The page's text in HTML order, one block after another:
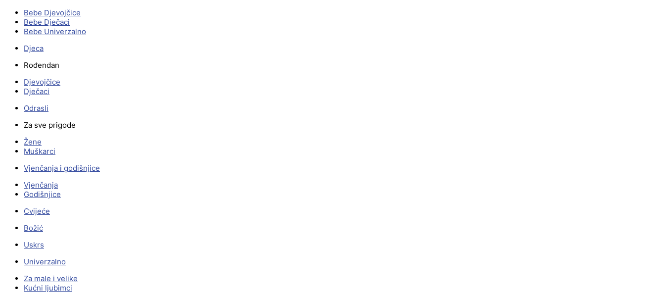
Bebe Djevojčice
Bebe Dječaci
Bebe Univerzalno
Djeca
Rođendan
Djevojčice
Dječaci
Odrasli
Za sve prigode
Žene
Muškarci
Vjenčanja i godišnjice
Vjenčanja
Godišnjice
Cvijeće
Božić
Uskrs
Univerzalno
Za male i velike
Kućni ljubimci